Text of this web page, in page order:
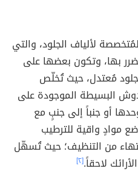
لألياف الجلود، والتي
بها، وتكون بعضها على
مُعتدل، حيث تُخلّص
البسيطة الموجودة على
أو جنباً إلى جنبٍ مع
موادٍ واقية للترطيب
من التنظيف؛ حيث تُسهّل
لاحقاً.[٢]